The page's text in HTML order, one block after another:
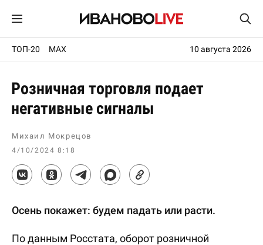
ТОП-20 MAX 10 августа 2026
Розничная торговля подает
негативные сигналы
Михаил Мокрецов
4/10/2024 8:18
Осень покажет: будем падать или расти.
По данным Росстата, оборот розничной